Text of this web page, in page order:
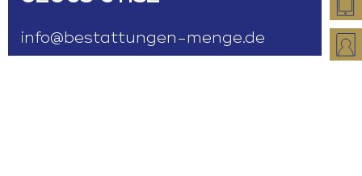
info@bestattungen-menge.de